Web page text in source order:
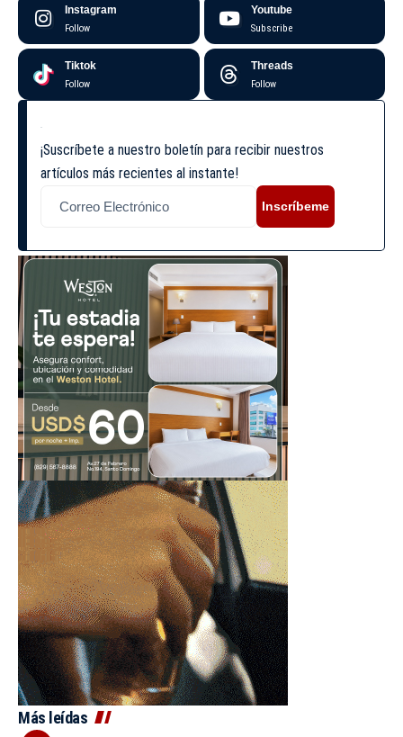
Instagram
Follow
Youtube
Subscribe
Tiktok
Follow
Threads
Follow
¡Suscríbete a nuestro boletín para recibir nuestros
artículos más recientes al instante!
Inscríbeme
Más leídas